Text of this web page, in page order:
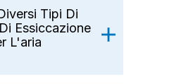
Tipi Di
Essiccazione
L'aria